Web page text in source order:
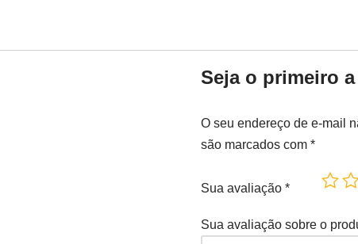
Seja o primeiro
O seu endereço de e-mail
são marcados com *
Sua avaliação *
Sua avaliação sobre o